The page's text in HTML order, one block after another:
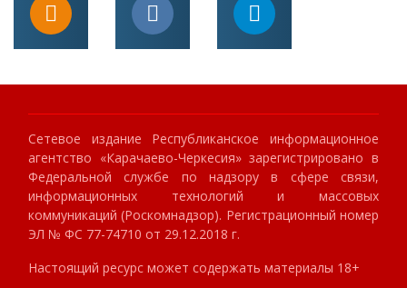
Сетевое издание Республиканское информационное
агентство «Карачаево-Черкесия» зарегистрировано в
Федеральной службе по надзору в сфере связи,
информационных технологий и массовых
коммуникаций (Роскомнадзор). Регистрационный номер
ЭЛ № ФС 77-74710 от 29.12.2018 г.
Настоящий ресурс может содержать материалы 18+